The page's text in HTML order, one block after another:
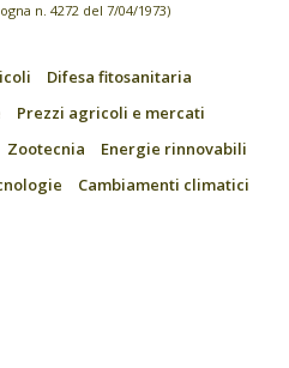
n. 4272 del 7/04/1973)
Difesa fitosanitaria
Prezzi agricoli e mercati
Zootecnia
Energie rinnovabili
Cambiamenti climatici